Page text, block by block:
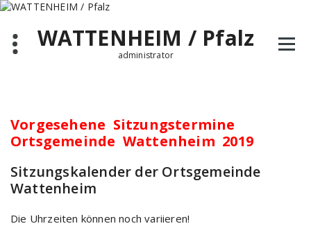
Zum
springenWATTENHEIM / Pfalz
administrator
Vorgesehene Sitzungstermine
Ortsgemeinde Wattenheim 2019
Sitzungskalender der Ortsgemeinde
Wattenheim
Die Uhrzeiten können noch variieren!